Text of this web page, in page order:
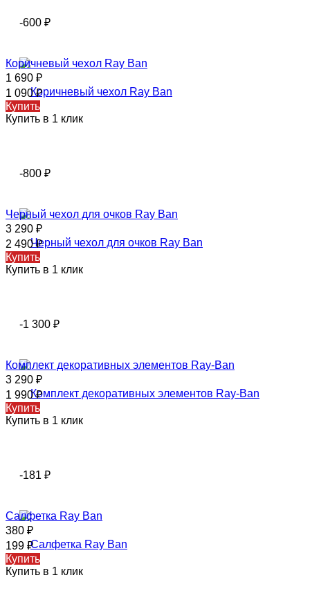
-600 ₽
Коричневый чехол Ray Ban
1 690 ₽
1 090₽
Купить
Купить в 1 клик
-800 ₽
Черный чехол для очков Ray Ban
3 290 ₽
2 490₽
Купить
Купить в 1 клик
-1 300 ₽
Комплект декоративных элементов Ray-Ban
3 290 ₽
1 990₽
Купить
Купить в 1 клик
-181 ₽
Салфетка Ray Ban
380 ₽
199 ₽
Купить
Купить в 1 клик